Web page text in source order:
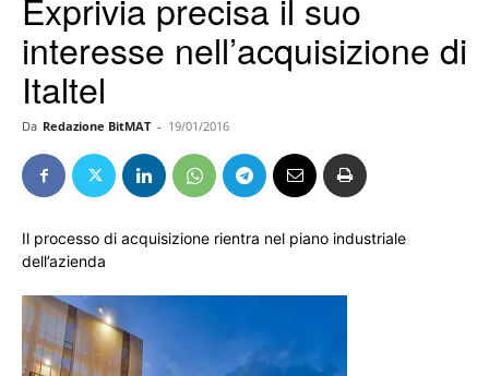
interesse nell’acquisizione di
Italtel
Da Redazione BitMAT - 19/01/2016
Il processo di acquisizione rientra nel piano industriale
dell’azienda